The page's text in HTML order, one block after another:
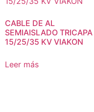
CABLE DE AL
SEMIAISLADO TRICAPA
15/25/35 KV VIAKON
Leer más